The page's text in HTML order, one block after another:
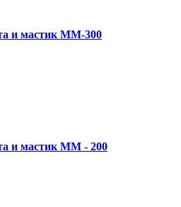
и мастик MM-300
и мастик MM - 200